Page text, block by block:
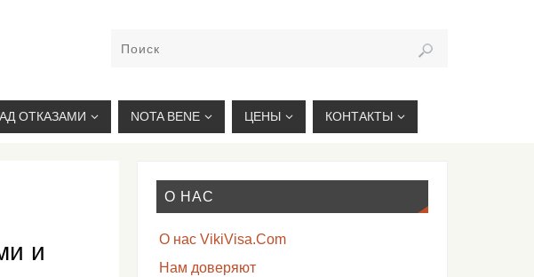
03-33, VISA@VIKIVISA.RU
ОТКАЗАМИ NOTA BENE ЦЕНЫ КОНТАКТЫ
и
О НАС
О нас VikiVisa.Com
Нам доверяют